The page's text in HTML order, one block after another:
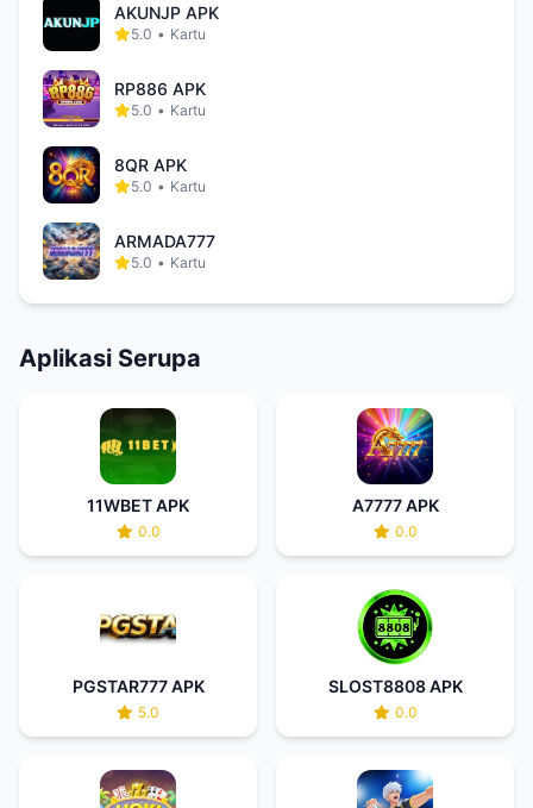
AKUNJP APK
5.0 • Kartu
RP886 APK
5.0 • Kartu
8QR APK
5.0 • Kartu
ARMADA777
5.0 • Kartu
Aplikasi Serupa
11WBET APK
0.0
A7777 APK
0.0
PGSTAR777 APK
5.0
SLOST8808 APK
0.0